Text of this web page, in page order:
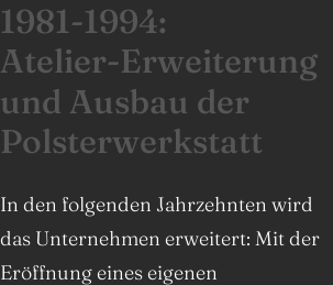
1981-1994:
Atelier-Erweiterung
und Ausbau der
Polsterwerkstatt
In den folgenden Jahrzehnten wird
das Unternehmen erweitert: Mit der
Eröffnung eines eigenen